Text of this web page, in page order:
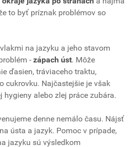
to byť príznak problémov so
na jazyku a jeho stavom
- zápach úst. Môže
ďasien, tráviaceho traktu,
cukrovku. Najčastejšie je však
hygieny alebo zlej práce zubára.
denne nemálo času. Nájsť
ústa a jazyk. Pomoc v prípade,
jazyku sú výsledkom